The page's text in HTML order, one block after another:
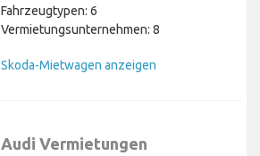
Fahrzeugtypen: 6
Vermietungsunternehmen: 8
Skoda-Mietwagen anzeigen
Audi Vermietungen